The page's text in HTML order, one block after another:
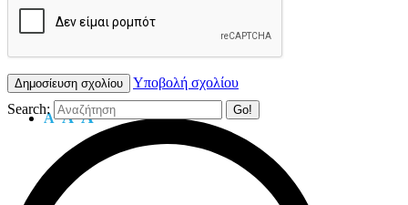
Υποβολή σχολίου
A A A
Search: